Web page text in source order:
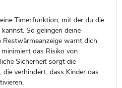
Timerfunktion, mit der du die
So gelingen deine
Restwärmeanzeige warnt dich
das Risiko von
Sicherheit sorgt die
verhindert, dass Kinder das